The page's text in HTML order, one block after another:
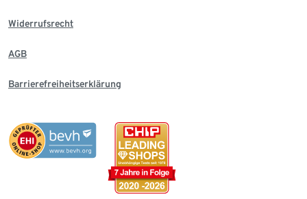
Widerrufsrecht
AGB
Barrierefreiheitserklärung